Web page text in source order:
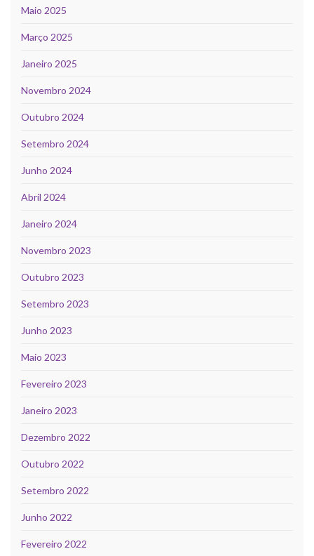
Maio 2025
Março 2025
Janeiro 2025
Novembro 2024
Outubro 2024
Setembro 2024
Junho 2024
Abril 2024
Janeiro 2024
Novembro 2023
Outubro 2023
Setembro 2023
Junho 2023
Maio 2023
Fevereiro 2023
Janeiro 2023
Dezembro 2022
Outubro 2022
Setembro 2022
Junho 2022
Fevereiro 2022